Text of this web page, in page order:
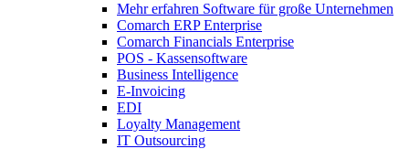
Mehr erfahren Software für große Unternehmen
Comarch ERP Enterprise
Comarch Financials Enterprise
POS - Kassensoftware
Business Intelligence
E-Invoicing
EDI
Loyalty Management
IT Outsourcing